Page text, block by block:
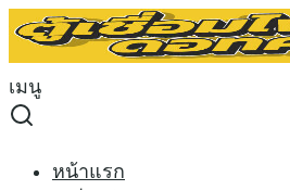
Skip
เมนู
หน้าแรก
for:
หน้าหลัก
315PAC/DC 380V. *เชื่อมอะลูมิเนียม